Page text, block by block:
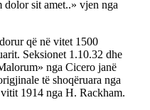
sit amet..» vjen nga
që në vitet 1500
Seksionet 1.10.32 dhe
nga Cicero janë
të shoqëruara nga
1914 nga H. Rackham.